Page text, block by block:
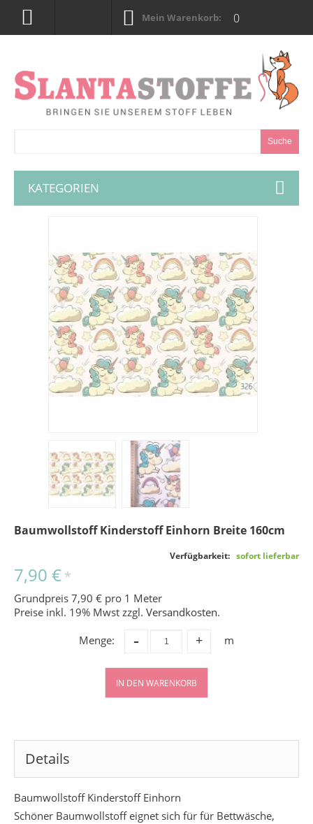
Mein Warenkorb: 0
Suche
KATEGORIEN
Baumwollstoff Kinderstoff Einhorn Breite 160cm
Verfügbarkeit: sofort lieferbar
7,90 € *
Grundpreis 7,90 € pro 1 Meter
Preise inkl. 19% Mwst zzgl. Versandkosten.
Menge:
+
- m
IN DEN WARENKORB
Details
Baumwollstoff Kinderstoff Einhorn
Schöner Baumwollstoff eignet sich für für Bettwäsche,